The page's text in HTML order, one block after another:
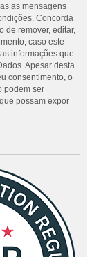
as mensagens
Concorda
de remover, editar,
caso este
informações que
Apesar desta
consentimento, o
podem ser
possam expor